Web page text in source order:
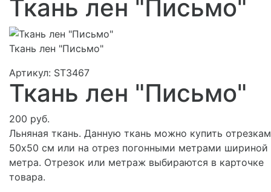
Ткань лен "Письмо"
Ткань лен "Письмо"
Артикул: ST3467
Ткань лен "Письмо"
200 руб.
Льняная ткань. Данную ткань можно купить
50х50 см или на отрез погонными метрами шириной
метра. Отрезок или метраж выбираются в карточке
товара.